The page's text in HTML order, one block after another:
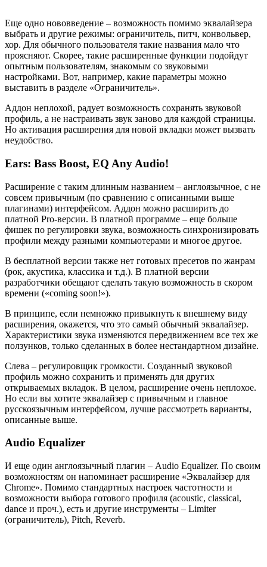
Еще одно нововведение – возможность помимо эквалайзера
выбрать и другие режимы: ограничитель, питч, конвольвер,
хор. Для обычного пользователя такие названия мало что
проясняют. Скорее, такие расширенные функции подойдут
опытным пользователям, знакомым со звуковыми
настройками. Вот, например, какие параметры можно
выставить в разделе «Ограничитель».
Аддон неплохой, радует возможность сохранять звуковой
профиль, а не настраивать звук заново для каждой страницы.
Но активация расширения для новой вкладки может вызвать
неудобство.
Ears: Bass Boost, EQ Any Audio!
Расширение с таким длинным названием – англоязычное, с не
совсем привычным (по сравнению с описанными выше
плагинами) интерфейсом. Аддон можно расширить до
платной Pro-версии. В платной программе – еще больше
фишек по регулировки звука, возможность синхронизировать
профили между разными компьютерами и многое другое.
В бесплатной версии также нет готовых пресетов по жанрам
(рок, акустика, классика и т.д.). В платной версии
разработчики обещают сделать такую возможность в скором
времени («coming soon!»).
В принципе, если немножко привыкнуть к внешнему виду
расширения, окажется, что это самый обычный эквалайзер.
Характеристики звука изменяются передвижением все тех же
ползунков, только сделанных в более нестандартном дизайне.
Слева – регулировщик громкости. Созданный звуковой
профиль можно сохранить и применять для других
открываемых вкладок. В целом, расширение очень неплохое.
Но если вы хотите эквалайзер с привычным и главное
русскоязычным интерфейсом, лучше рассмотреть варианты,
описанные выше.
Audio Equalizer
И еще один англоязычный плагин – Audio Equalizer. По своим
возможностям он напоминает расширение «Эквалайзер для
Chrome». Помимо стандартных настроек частотности и
возможности выбора готового профиля (acoustic, classical,
dance и проч.), есть и другие инструменты – Limiter
(ограничитель), Pitch, Reverb.